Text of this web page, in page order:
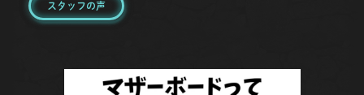
スタッフの声